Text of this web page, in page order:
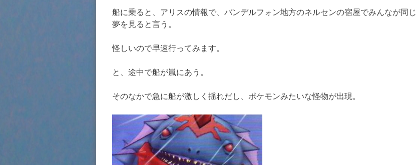
船に乗ると、アリスの情報で、バンデルフォン地方のネルセンの宿屋でみんなが同じ
夢を見ると言う。
怪しいので早速行ってみます。
と、途中で船が嵐にあう。
そのなかで急に船が激しく揺れだし、ポケモンみたいな怪物が出現。